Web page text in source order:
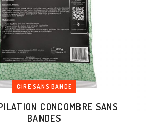
CIRE SANS BANDE
CONCOMBRE SANS
BANDES